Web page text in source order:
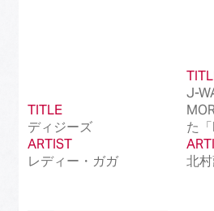
TITLE
ディジーズ
ARTIST
レディー・ガガ
J-
た「
北